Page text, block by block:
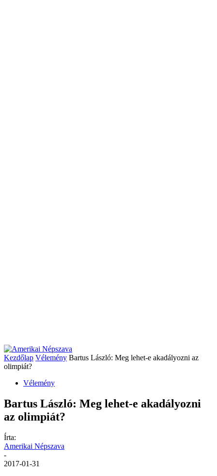
Kezdőlap Vélemény Bartus László: Meg lehet-e akadályozni az
olimpiát?
Vélemény
Bartus László: Meg lehet-e akadályozni
az olimpiát?
Írta:
Amerikai Népszava
-
2017-01-31